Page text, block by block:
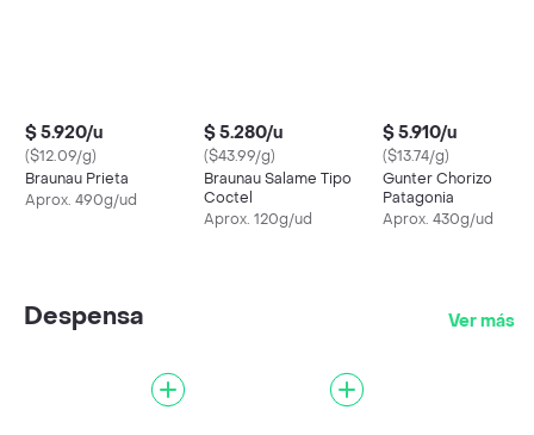
$ 5.920/u
($12.09/g)
Braunau Prieta
Aprox. 490g/ud
$ 5.280/u
($43.99/g)
Braunau Salame Tipo
Coctel
Aprox. 120g/ud
$ 5.910/u
($13.74/g)
Gunter Chorizo
Patagonia
Aprox. 430g/ud
Despensa Ver más